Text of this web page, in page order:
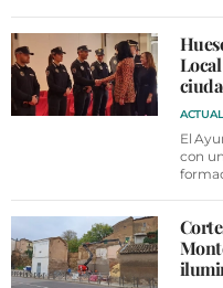
CARTELERA
FARMACIAS
HORÓSCOPO
CLUB
El
con